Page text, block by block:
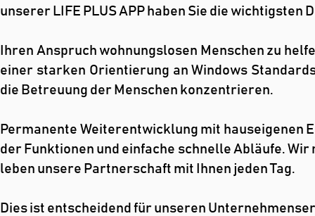
unserer LIFE PLUS APP haben Sie die wichtigsten
Ihren Anspruch wohnungslosen Menschen zu
einer starken Orientierung an Windows
die Betreuung der Menschen konzentrieren.
Permanente Weiterentwicklung mit hauseigenen
der Funktionen und einfache schnelle Abläufe.
leben unsere Partnerschaft mit Ihnen jeden Tag.
Dies ist entscheidend für unseren